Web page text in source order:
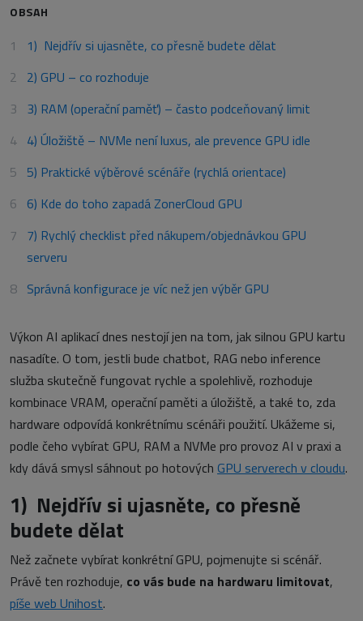
OBSAH
1) Nejdřív si ujasněte, co přesně budete dělat
2) GPU – co rozhoduje
3) RAM (operační paměť) – často podceňovaný limit
4) Úložiště – NVMe není luxus, ale prevence GPU idle
5) Praktické výběrové scénáře (rychlá orientace)
6) Kde do toho zapadá ZonerCloud GPU
7) Rychlý checklist před nákupem/objednávkou GPU
serveru
Správná konfigurace je víc než jen výběr GPU
Výkon AI aplikací dnes nestojí jen na tom, jak silnou GPU kartu
nasadíte. O tom, jestli bude chatbot, RAG nebo inference
služba skutečně fungovat rychle a spolehlivě, rozhoduje
kombinace VRAM, operační paměti a úložiště, a také to, zda
hardware odpovídá konkrétnímu scénáři použití. Ukážeme si,
podle čeho vybírat GPU, RAM a NVMe pro provoz AI v praxi a
kdy dává smysl sáhnout po hotových GPU serverech v cloudu.
1) Nejdřív si ujasněte, co přesně
budete dělat
Než začnete vybírat konkrétní GPU, pojmenujte si scénář.
Právě ten rozhoduje, co vás bude na hardwaru limitovat,
píše web Unihost.